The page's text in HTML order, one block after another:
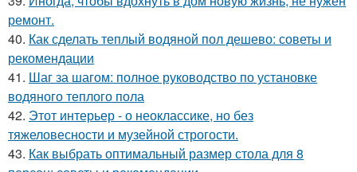
ремонт.
40. Как сделать теплый водяной пол дешево: советы и
рекомендации
41. Шаг за шагом: полное руководство по установке
водяного теплого пола
42. Этот интерьер - о неоклассике, но без
тяжеловесности и музейной строгости.
43. Как выбрать оптимальный размер стола для 8